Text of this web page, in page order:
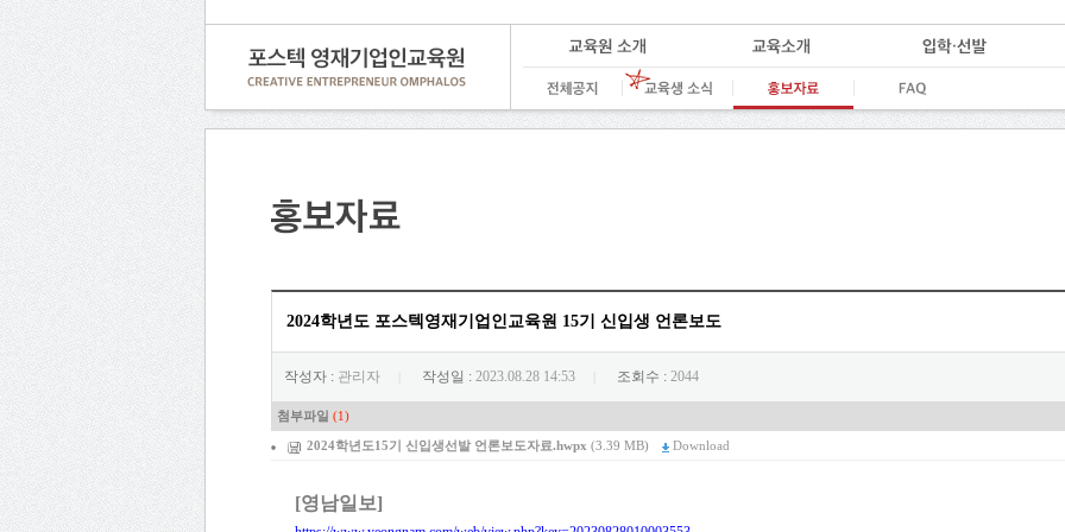
2024학년도 포스텍영재기업인교육원 15기 신입생 언론보도
작성자 : 관리자 작성일 : 2023.08.28 14:53 조회수 : 2044
첨부파일 (1)
2024학년도15기 신입생선발 언론보도자료.hwpx (3.39 MB) Download
[영남일보]